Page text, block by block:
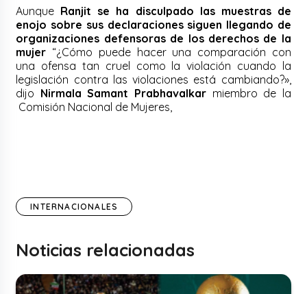
Aunque Ranjit se ha disculpado las muestras de
enojo sobre sus declaraciones siguen llegando de
organizaciones defensoras de los derechos de la
mujer “¿Cómo puede hacer una comparación con
una ofensa tan cruel como la violación cuando la
legislación contra las violaciones está cambiando?»,
dijo Nirmala Samant Prabhavalkar miembro de la
Comisión Nacional de Mujeres,
INTERNACIONALES
Noticias relacionadas